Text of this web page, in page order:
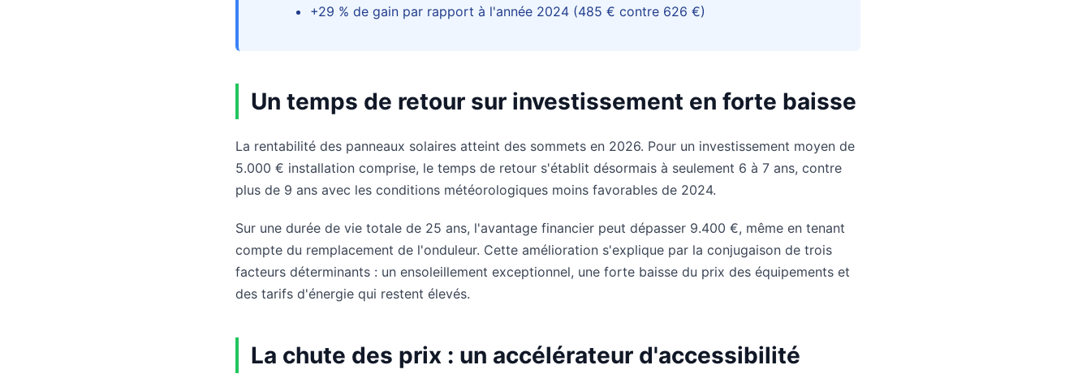
+29 % de gain par rapport à l'année 2024 (485 € contre 626 €)
Un temps de retour sur investissement en forte baisse
La rentabilité des panneaux solaires atteint des sommets en 2026. Pour un investissement moyen de
5.000 € installation comprise, le temps de retour s'établit désormais à seulement 6 à 7 ans, contre
plus de 9 ans avec les conditions météorologiques moins favorables de 2024.
Sur une durée de vie totale de 25 ans, l'avantage financier peut dépasser 9.400 €, même en tenant
compte du remplacement de l'onduleur. Cette amélioration s'explique par la conjugaison de trois
facteurs déterminants : un ensoleillement exceptionnel, une forte baisse du prix des équipements et
des tarifs d'énergie qui restent élevés.
La chute des prix : un accélérateur d'accessibilité